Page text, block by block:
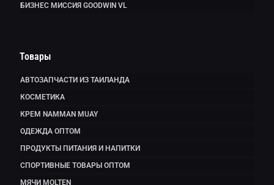
БИЗНЕС МИССИЯ GOODWIN VL
Товары
АВТОЗАПЧАСТИ ИЗ ТАИЛАНДА
КОСМЕТИКА
КРЕМ NAMMAN MUAY
ОДЕЖДА ОПТОМ
ПРОДУКТЫ ПИТАНИЯ И НАПИТКИ
СПОРТИВНЫЕ ТОВАРЫ ОПТОМ
МЯЧИ MOLTEN